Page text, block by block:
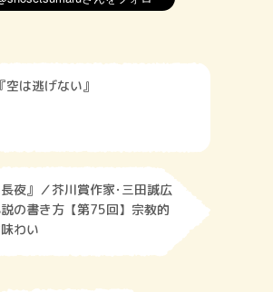
空は逃げない』
夜』／芥川賞作家･三田誠広
の書き方【第75回】宗教的
わい